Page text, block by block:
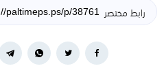
رابط مختصر